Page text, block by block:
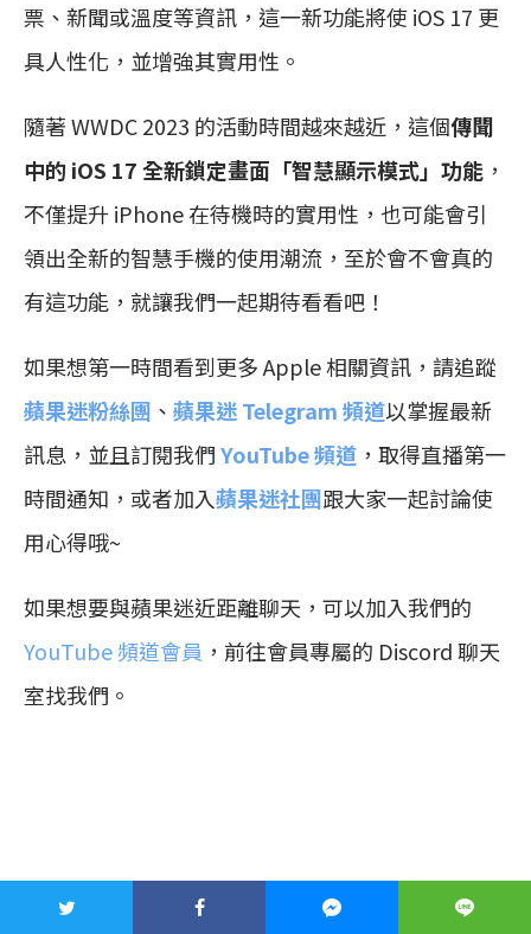
票、新聞或溫度等資訊，這一新功能將使 iOS 17 更
具人性化，並增強其實用性。
隨著 WWDC 2023 的活動時間越來越近，這個傳聞
中的 iOS 17 全新鎖定畫面「智慧顯示模式」功能 ，
不僅提升 iPhone 在待機時的實用性，也可能會引
領出全新的智慧手機的使用潮流，至於會不會真的
有這功能，就讓我們一起期待看看吧！
如果想第一時間看到更多 Apple 相關資訊，請追蹤
蘋果迷粉絲團 、 蘋果迷 Telegram 頻道以掌握最新
訊息，並且訂閱我們YouTube 頻道 ，取得直播第一
時間通知，或者加入蘋果迷社團跟大家一起討論使
用心得哦~
如果想要與蘋果迷近距離聊天，可以加入我們的
YouTube 頻道會員 ，前往會員專屬的 Discord 聊天
室找我們。